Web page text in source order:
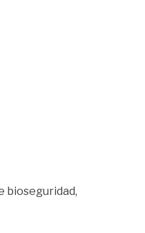
bioseguridad,